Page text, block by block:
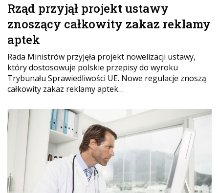
Rząd przyjął projekt ustawy
znoszący całkowity zakaz reklamy
aptek
Rada Ministrów przyjęła projekt nowelizacji ustawy,
który dostosowuje polskie przepisy do wyroku
Trybunału Sprawiedliwości UE. Nowe regulacje znoszą
całkowity zakaz reklamy aptek…